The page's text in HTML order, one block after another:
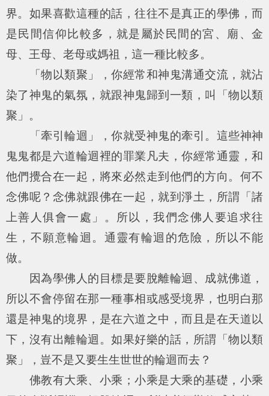
界。如果喜歡這種的話，往往不是真正的學佛，而
是民間信仰比較多，就是屬於民間的宮、廟、金
母、王母、老母或媽祖，這一種比較多。
「物以類聚」，你經常和神鬼溝通交流，就沾
染了神鬼的氣氛，就跟神鬼歸到一類，叫「物以類
聚」。
「牽引輪迴」，你就受神鬼的牽引。這些神神
鬼鬼都是六道輪迴裡的罪業凡夫，你經常通靈，和
他們攪合在一起，將來必然走到他們的方向。何不
念佛呢？念佛就跟佛在一起，就到淨土，所謂「諸
上善人俱會一處」。所以，我們念佛人要追求往
生，不願意輪迴。通靈有輪迴的危險，所以不能
做。
因為學佛人的目標是要脫離輪迴、成就佛道，
所以不會停留在那一種事相或感受境界，也明白那
還是神鬼的境界，是在六道之中，而且是在天道以
下，沒有出離輪迴。如果好樂的話，所謂「物以類
聚」，豈不是又要生生世世的輪迴而去？
佛教有大乘、小乘；小乘是大乘的基礎，小乘